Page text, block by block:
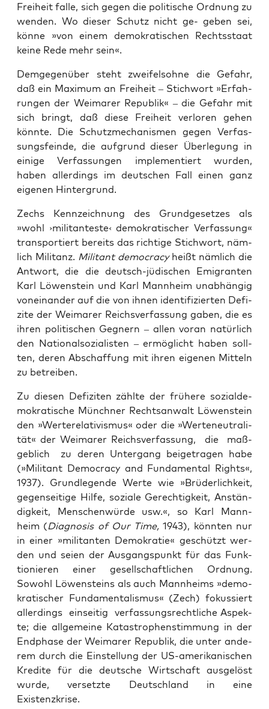
Frei­heit fal­le, sich gegen die poli­ti­sche Ord­nung zu
wen­den. Wo die­ser Schutz nicht ge- geben sei,
kön­ne »von einem demo­kra­ti­schen Rechts­staat
kei­ne Rede mehr sein«.
Dem­ge­gen­über steht zwei­fels­oh­ne die Gefahr,
daß ein Maxi­mum an Frei­heit – Stich­wort »Erfah­
run­gen der Wei­ma­rer Repu­blik« – die Gefahr mit
sich bringt, daß die­se Frei­heit ver­lo­ren gehen
könn­te. Die Schutz­me­cha­nis­men gegen Ver­fas­
sungs­fein­de, die auf­grund die­ser Über­le­gung in
eini­ge Ver­fas­sun­gen imple­men­tiert wur­den,
haben aller­dings im deut­schen Fall einen ganz
eige­nen Hintergrund.
Zechs Kenn­zeich­nung des Grund­ge­set­zes als
»wohl ›mili­tan­tes­te‹ demo­kra­ti­scher Ver­fas­sung«
trans­por­tiert bereits das rich­ti­ge Stich­wort, näm­
lich Mili­tanz. Mili­tant demo­cra­cy heißt näm­lich die
Ant­wort, die die deutsch-jüdi­schen Emi­gran­ten
Karl Löwen­stein und Karl Mann­heim unab­hän­gig
von­ein­an­der auf die von ihnen iden­ti­fi­zier­ten Defi­
zi­te der Wei­ma­rer Reichs­ver­fas­sung gaben, die es
ihren poli­ti­schen Geg­nern – allen vor­an natür­lich
den Natio­nal­so­zia­lis­ten – ermög­licht haben soll­
ten, deren Abschaf­fung mit ihren eige­nen Mit­teln
zu betreiben.
Zu die­sen Defi­zi­ten zähl­te der frü­he­re sozi­al­de­
mo­kra­ti­sche Münch­ner Rechts­an­walt Löwen­stein
den »Wer­te­re­la­ti­vis­mus« oder die »Wer­teneu­tra­li­
tät« der Wei­ma­rer Reichs­ver­fas­sung, die maß­
geb­lich zu deren Unter­gang bei­getra­gen habe
(»Mili­tant Demo­cra­cy and Fun­da­men­tal Rights«,
1937). Grund­le­gen­de Wer­te wie »Brü­der­lich­keit,
gegen­sei­ti­ge Hil­fe, sozia­le Gerech­tig­keit, Anstän­
dig­keit, Men­schen­wür­de usw.«, so Karl Mann-
heim (Dia­gno­sis of Our Time,1943), könn­ten nur
in einer »mili­tan­ten Demo­kra­tie« geschützt wer­
den und sei­en der Aus­gangs­punkt für das Funk­
tio­nie­ren einer gesell­schaft­li­chen Ord­nung.
Sowohl Löwen­steins als auch Mann­heims »demo­
kra­ti­scher Fun­da­men­ta­lis­mus« (Zech) fokus­siert
aller­dings ein­sei­tig ver­fas­sungs­recht­li­che Aspek­
te; die all­ge­mei­ne Kata­stro­phen­stim­mung in der
End­pha­se der Wei­ma­rer Repu­blik, die unter ande­
rem durch die Ein­stel­lung der US-ame­ri­ka­ni­schen
Kre­di­te für die deut­sche Wirt­schaft aus­ge­löst
wur­de, ver­setz­te Deutsch­land in eine
Existenzkrise.